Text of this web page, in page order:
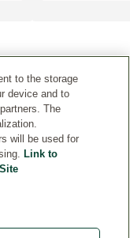
to the storage
device and to
The
will be used for
Link to